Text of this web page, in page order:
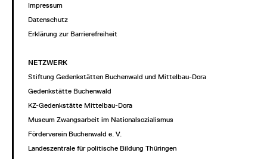
Impressum
Datenschutz
Erklärung zur Barrierefreiheit
NETZWERK
Stiftung Gedenkstätten Buchenwald und Mittelbau-Dora
Gedenkstätte Buchenwald
KZ-Gedenkstätte Mittelbau-Dora
Museum Zwangsarbeit im Nationalsozialismus
Förderverein Buchenwald e. V.
Landeszentrale für politische Bildung Thüringen